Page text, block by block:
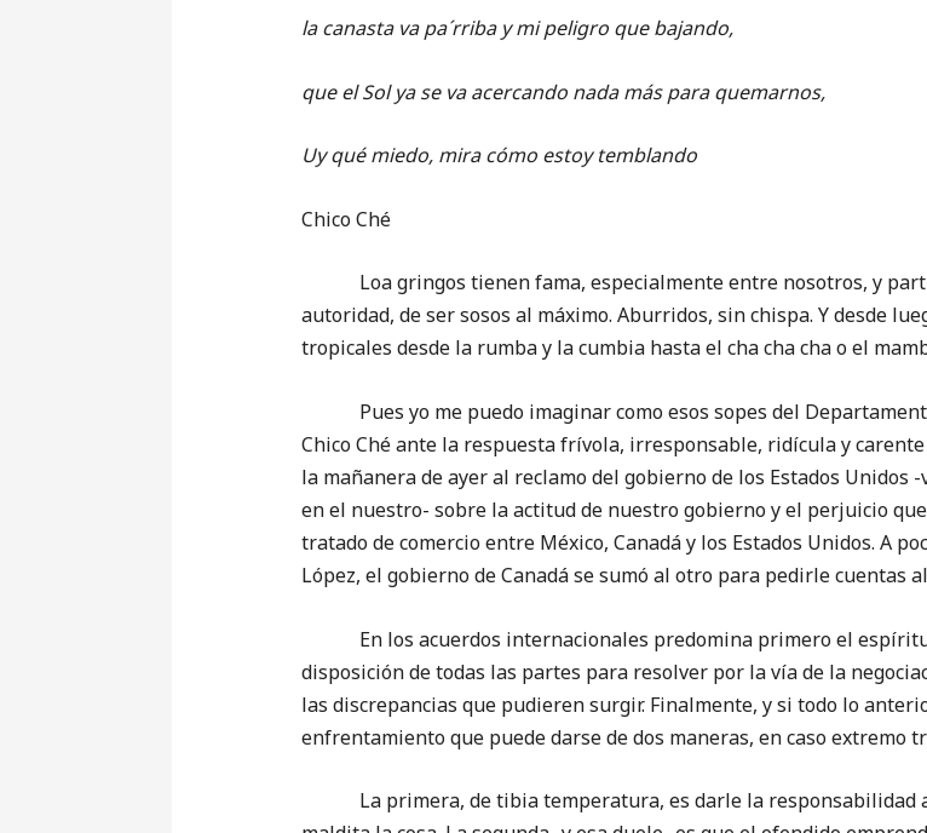
la canasta va pa´rriba y mi peligro que bajando,
que el Sol ya se va acercando nada más para quemarnos,
Uy qué miedo, mira cómo estoy temblando
Chico Ché
Loa gringos tienen fama, especialmente entre nosotros, y
autoridad, de ser sosos al máximo. Aburridos, sin chispa. Y desde
tropicales desde la rumba y la cumbia hasta el cha cha cha o el
Pues yo me puedo imaginar como esos sopes del
Chico Ché ante la respuesta frívola, irresponsable, ridícula y
la mañanera de ayer al reclamo del gobierno de los Estados Unidos
en el nuestro- sobre la actitud de nuestro gobierno y el perjuicio
tratado de comercio entre México, Canadá y los Estados Unidos. A
López, el gobierno de Canadá se sumó al otro para pedirle cuentas
En los acuerdos internacionales predomina primero el espíritu
disposición de todas las partes para resolver por la vía de la
las discrepancias que pudieren surgir. Finalmente, y si todo lo
enfrentamiento que puede darse de dos maneras, en caso extremo
La primera, de tibia temperatura, es darle la responsabilidad a